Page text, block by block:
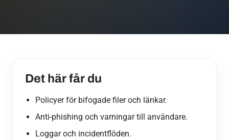
Det här får du
Policyer för bifogade filer och länkar.
Anti-phishing och varningar till användare.
Loggar och incidentflöden.